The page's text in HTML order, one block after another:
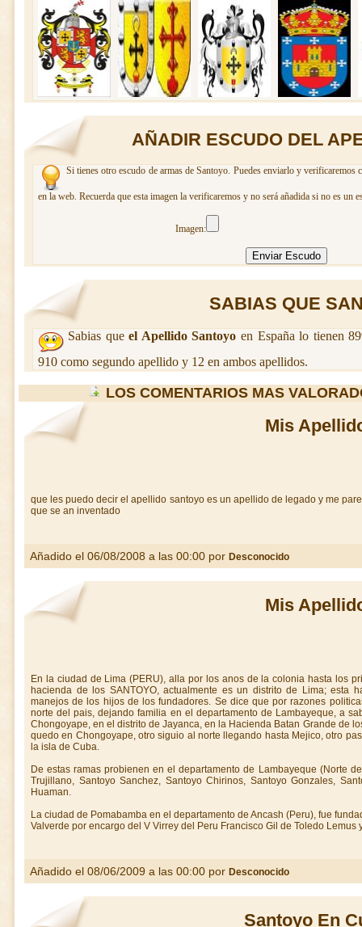
AÑADIR ESCUDO DEL
Si tienes otro escudo de armas de Santoyo. Puedes enviarlo y
en la web. Recuerda que esta imagen la verificaremos y no será añadida si no es un
Imagen:
SABIAS QUE
Sabias queel Apellido Santoyo en España lo tienen
910 como segundo apellido y 12 en ambos apellidos.
LOS COMENTARIOS MAS
Mis
que les puedo decir el apellido santoyo es un apellido de legado y me
que se an inventado
Añadido el 06/08/2008 a las 00:00 por Desconocido
Mis
En la ciudad de Lima (PERU), alla por los anos de la colonia hasta los
hacienda de los SANTOYO, actualmente es un distrito de Lima; esta
manejos de los hijos de los fundadores. Se dice que por razones
norte del pais, dejando familia en el departamento de Lambayeque, a
Chongoyape, en el distrito de Jayanca, en la Hacienda Batan Grande de
quedo en Chongoyape, otro siguio al norte llegando hasta Mejico, otro
la isla de Cuba.
De estas ramas probienen en el departamento de Lambayeque (Norte
Trujillano, Santoyo Sanchez, Santoyo Chirinos, Santoyo Gonzales,
Huaman.
La ciudad de Pomabamba en el departamento de Ancash (Peru), fue
Valverde por encargo del V Virrey del Peru Francisco Gil de Toledo Lemus
Añadido el 08/06/2009 a las 00:00 por Desconocido
Santoyo En